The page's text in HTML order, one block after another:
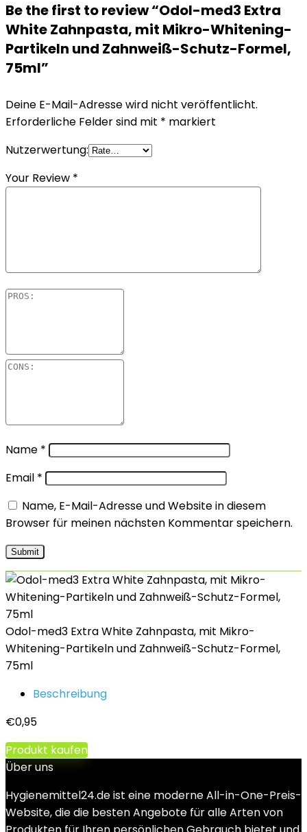
Be the first to review “Odol-med3 Extra
White Zahnpasta, mit Mikro-Whitening-
Partikeln und Zahnweiß-Schutz-Formel,
75ml”
Deine E-Mail-Adresse wird nicht veröffentlicht.
Erforderliche Felder sind mit * markiert
Nutzerwertung:
Your Review *
Name *
Email *
Name, E-Mail-Adresse und Website in diesem
Browser für meinen nächsten Kommentar speichern.
Odol-med3 Extra White Zahnpasta, mit Mikro-
Whitening-Partikeln und Zahnweiß-Schutz-Formel,
75ml
Beschreibung
€0,95
Produkt kaufen
Über uns
Hygienemittel24.de ist eine moderne All-in-One-Preis-
Website, die die besten Angebote für alle Arten von